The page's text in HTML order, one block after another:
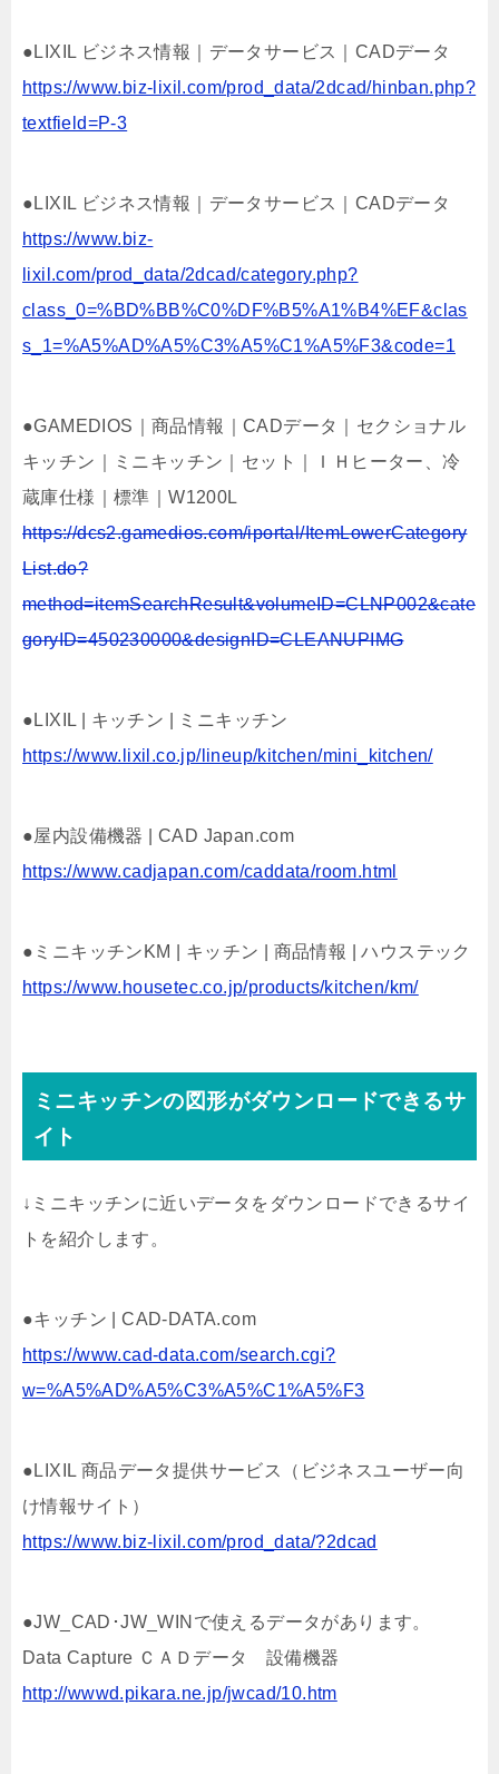
●LIXIL ビジネス情報｜データサービス｜CADデータ
https://www.biz-lixil.com/prod_data/2dcad/hinban.php?
textfield=P-3
●LIXIL ビジネス情報｜データサービス｜CADデータ
https://www.biz-
lixil.com/prod_data/2dcad/category.php?
class_0=%BD%BB%C0%DF%B5%A1%B4%EF&clas
s_1=%A5%AD%A5%C3%A5%C1%A5%F3&code=1
●GAMEDIOS｜商品情報｜CADデータ｜セクショナル
キッチン｜ミニキッチン｜セット｜ＩＨヒーター、冷
蔵庫仕様｜標準｜W1200L
https://dcs2.gamedios.com/iportal/ItemLowerCategory
List.do?
method=itemSearchResult&volumeID=CLNP002&cate
goryID=450230000&designID=CLEANUPIMG
●LIXIL | キッチン | ミニキッチン
https://www.lixil.co.jp/lineup/kitchen/mini_kitchen/
●屋内設備機器 | CAD Japan.com
https://www.cadjapan.com/caddata/room.html
●ミニキッチンKM | キッチン | 商品情報 | ハウステック
https://www.housetec.co.jp/products/kitchen/km/
ミニキッチンの図形がダウンロードできるサ
イト
↓ミニキッチンに近いデータをダウンロードできるサイ
トを紹介します。
●キッチン | CAD-DATA.com
https://www.cad-data.com/search.cgi?
w=%A5%AD%A5%C3%A5%C1%A5%F3
●LIXIL 商品データ提供サービス（ビジネスユーザー向
け情報サイト）
https://www.biz-lixil.com/prod_data/?2dcad
●JW_CAD･JW_WINで使えるデータがあります。
Data Capture ＣＡＤデータ 設備機器
http://wwwd.pikara.ne.jp/jwcad/10.htm